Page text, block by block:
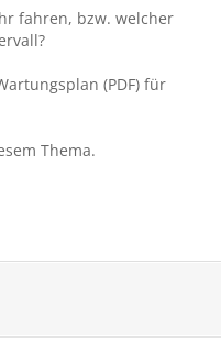
fahren, bzw. welcher
(PDF) für
Thema.